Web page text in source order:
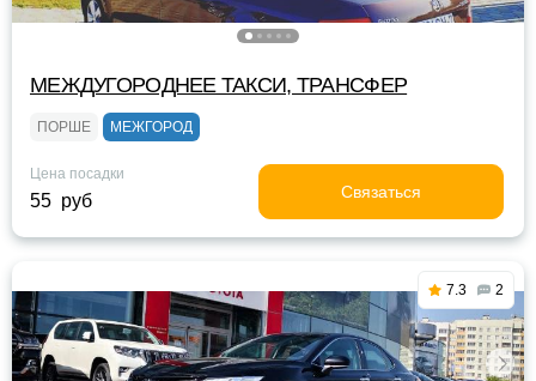
МЕЖДУГОРОДНЕЕ ТАКСИ, ТРАНСФЕР
ПОРШЕ МЕЖГОРОД
Цена посадки
55 руб Связаться
7.3 2